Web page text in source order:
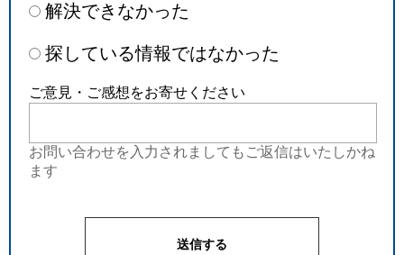
解決できなかった
探している情報ではなかった
ご意見・ご感想をお寄せください
お問い合わせを入力されましてもご返信はいたしかね
ます